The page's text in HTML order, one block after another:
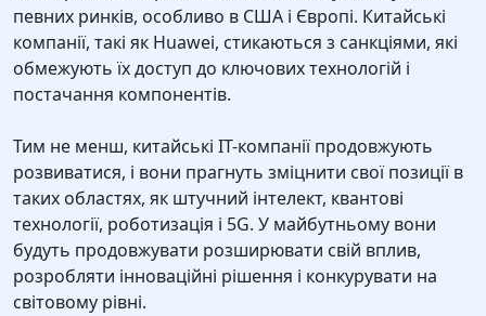
певних ринків, особливо в США і Європі. Китайські
компанії, такі як Huawei, стикаються з санкціями, які
обмежують їх доступ до ключових технологій і
постачання компонентів.
Тим не менш, китайські IT-компанії продовжують
розвиватися, і вони прагнуть зміцнити свої позиції в
таких областях, як штучний інтелект, квантові
технології, роботизація і 5G. У майбутньому вони
будуть продовжувати розширювати свій вплив,
розробляти інноваційні рішення і конкурувати на
світовому рівні.